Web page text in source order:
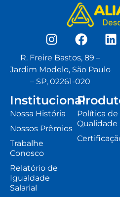
R. Freire Bastos, 89 –
Jardim Modelo, São Paulo
– SP, 02261-020
Institucional
Nossa História
Nossos Prêmios
Trabalhe
Conosco
Relatório de
Igualdade
Salarial
Política de
Qualidade